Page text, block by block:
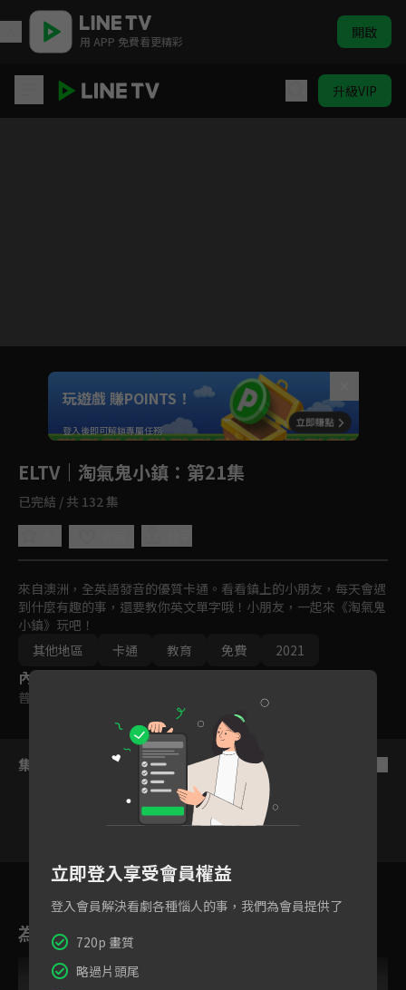
用 APP 免費看更精彩 開啟
升級VIP
Unmute
如有不便請見諒
玩遊戲 賺POINTS！
登入後即可解鎖專屬任務
ELTV｜淘氣鬼小鎮 ：第21集
已完結 / 共 132 集
來自澳洲，全英語發音的優質卡通。看看鎮上的小朋友，每天會遇
到什麼有趣的事，還要教你英文單字哦！小朋友，一起來《淘氣鬼
小鎮》玩吧！
其他地區
卡通 教育 免費 2021
內容標籤
普遍級
集數列表
19 20 21
為您推薦
立即登入享受會員權益
登入會員解決看劇各種惱人的事，我們為會員提供了
720p 畫質
略過片頭尾